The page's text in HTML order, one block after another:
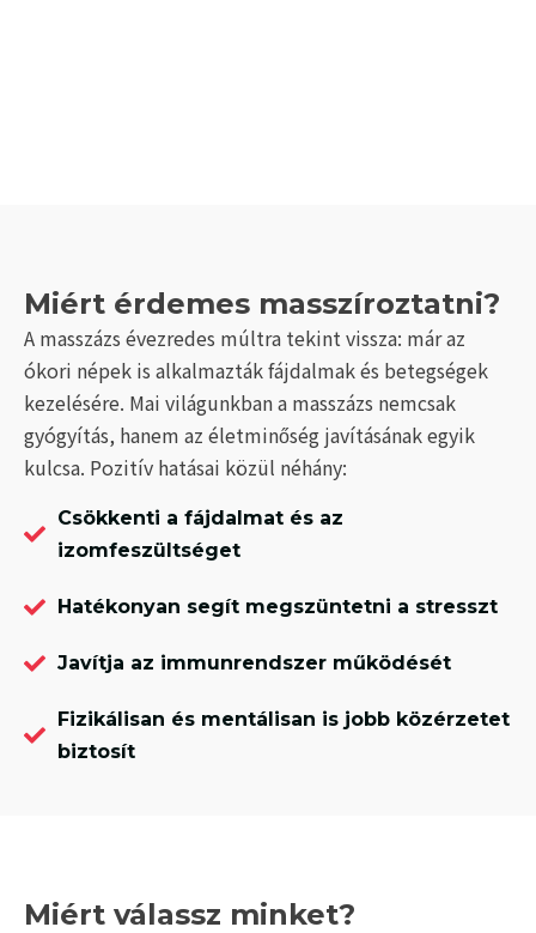
Miért érdemes masszíroztatni?
A masszázs évezredes múltra tekint vissza: már az
ókori népek is alkalmazták fájdalmak és betegségek
kezelésére. Mai világunkban a masszázs nemcsak
gyógyítás, hanem az életminőség javításának egyik
kulcsa. Pozitív hatásai közül néhány:
Csökkenti a fájdalmat és az
izomfeszültséget
Hatékonyan segít megszüntetni a stresszt
Javítja az immunrendszer működését
Fizikálisan és mentálisan is jobb közérzetet
biztosít
Miért válassz minket?